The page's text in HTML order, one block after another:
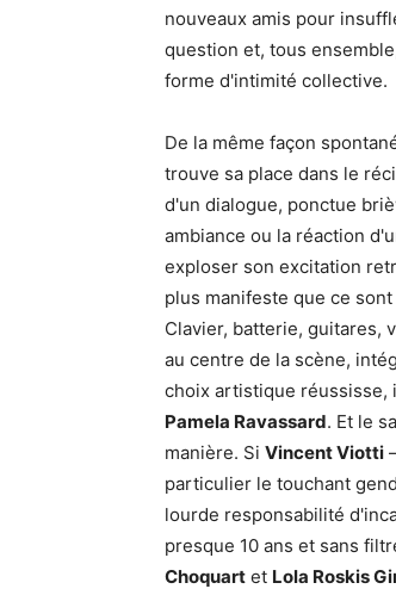
nouveaux amis pour
question et, tous
forme d'intimité collective.
De la même façon
trouve sa place dans le
d'un dialogue, ponctue
ambiance ou la réaction
exploser son excitation
plus manifeste que ce
Clavier, batterie, guitares,
au centre de la scène,
choix artistique réussisse,
Pamela Ravassard. Et le
manière. Si Vincent Viotti
particulier le touchant
lourde responsabilité
presque 10 ans et sans
Choquart et Lola Roskis